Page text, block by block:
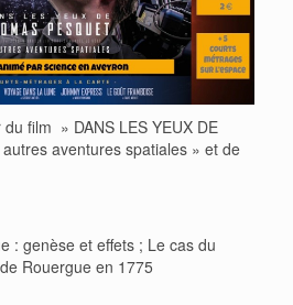
film » DANS LES YEUX DE
aventures spatiales » et de
: genèse et effets ; Le cas du
Rouergue en 1775